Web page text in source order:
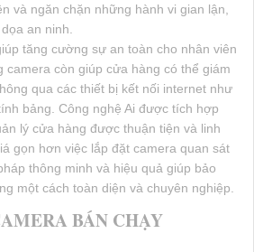
và ngăn chặn những hành vi gian lận,
an ninh.
tăng cường sự an toàn cho nhân viên
camera còn giúp cửa hàng có thể giám
qua các thiết bị kết nối internet như
bảng. Công nghệ Ai được tích hợp
lý cửa hàng được thuận tiện và linh
gọn hơn việc lắp đặt camera quan sát
thông minh và hiệu quả giúp bảo
một cách toàn diện và chuyên nghiệp.
BÁN CHẠY